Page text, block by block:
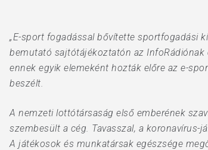
search or ESC to close
„E-sport fogadással bővítette sportfogadási
bemutató sajtótájékoztatón az InfoRádiónak
ennek egyik elemeként hozták előre az e-
beszélt.
A nemzeti lottótársaság első emberének
szembesült a cég. Tavasszal, a koronavírus-
A játékosok és munkatársak egészsége